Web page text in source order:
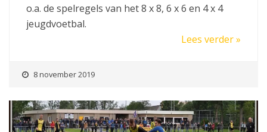
o.a. de spelregels van het 8 x 8, 6 x 6 en 4 x 4
jeugdvoetbal.
Lees verder »
8 november 2019